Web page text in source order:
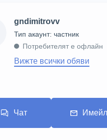
gndimitrovv
тип акаунт: частник
Потребителят е офлайн
Вижте всички обяви
Чат Имейл